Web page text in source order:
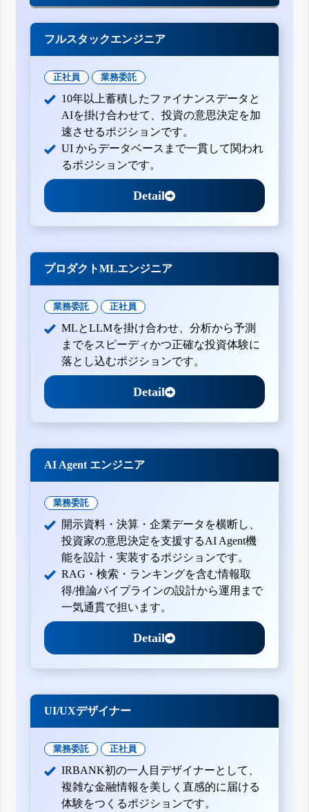
フルスタックエンジニア
正社員 業務委託
10年以上蓄積したファイナンスデータと
AIを掛け合わせて、投資の意思決定を加
速させるポジションです。
UI からデータベースまで一貫して関われ
るポジションです。
Detail
プロダクトMLエンジニア
業務委託 正社員
MLとLLMを掛け合わせ、分析から予測
までをスピーディかつ正確な投資体験に
落とし込むポジションです。
Detail
AI Agent エンジニア
業務委託
開示資料・決算・企業データを横断し、
投資家の意思決定を支援するAI Agent機
能を設計・実装するポジションです。
RAG・検索・ランキングを含む情報取
得/推論パイプラインの設計から運用まで
一気通貫で担います。
Detail
UI/UXデザイナー
業務委託 正社員
IRBANK初の一人目デザイナーとして、
複雑な金融情報を美しく直感的に届ける
体験をつくるポジションです。